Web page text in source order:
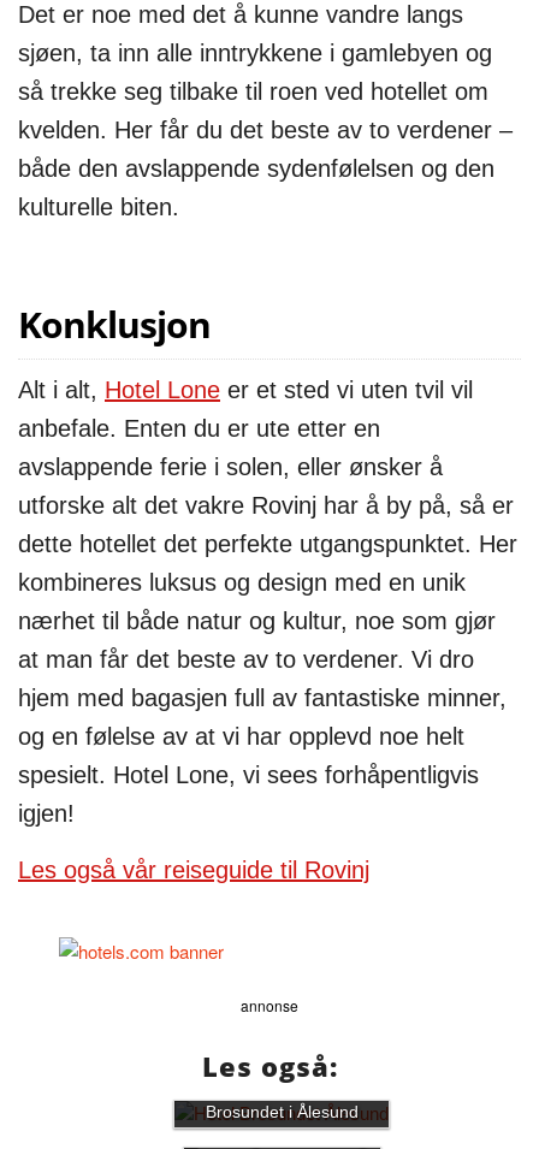
Det er noe med det å kunne vandre langs
sjøen, ta inn alle inntrykkene i gamlebyen og
så trekke seg tilbake til roen ved hotellet om
kvelden. Her får du det beste av to verdener –
både den avslappende sydenfølelsen og den
kulturelle biten.
Konklusjon
Alt i alt, Hotel Lone er et sted vi uten tvil vil
anbefale. Enten du er ute etter en
avslappende ferie i solen, eller ønsker å
utforske alt det vakre Rovinj har å by på, så er
dette hotellet det perfekte utgangspunktet. Her
kombineres luksus og design med en unik
nærhet til både natur og kultur, noe som gjør
at man får det beste av to verdener. Vi dro
hjem med bagasjen full av fantastiske minner,
og en følelse av at vi har opplevd noe helt
spesielt. Hotel Lone, vi sees forhåpentligvis
igjen!
Les også vår reiseguide til Rovinj
annonse
Les også:
Brosundet i Ålesund
De 10 beste hotellene i